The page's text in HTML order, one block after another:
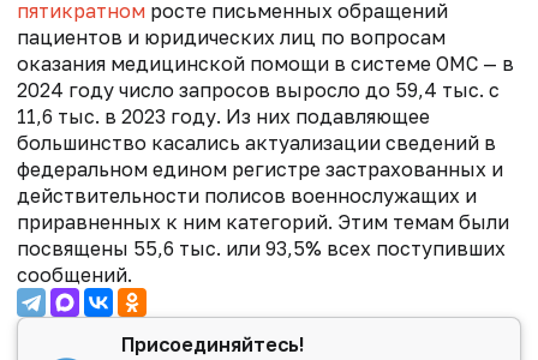
пятикратном росте письменных обращений
пациентов и юридических лиц по вопросам
оказания медицинской помощи в системе ОМС — в
2024 году число запросов выросло до 59,4 тыс. с
11,6 тыс. в 2023 году. Из них подавляющее
большинство касались актуализации сведений в
федеральном едином регистре застрахованных и
действительности полисов военнослужащих и
приравненных к ним категорий. Этим темам были
посвящены 55,6 тыс. или 93,5% всех поступивших
сообщений.
Присоединяйтесь!